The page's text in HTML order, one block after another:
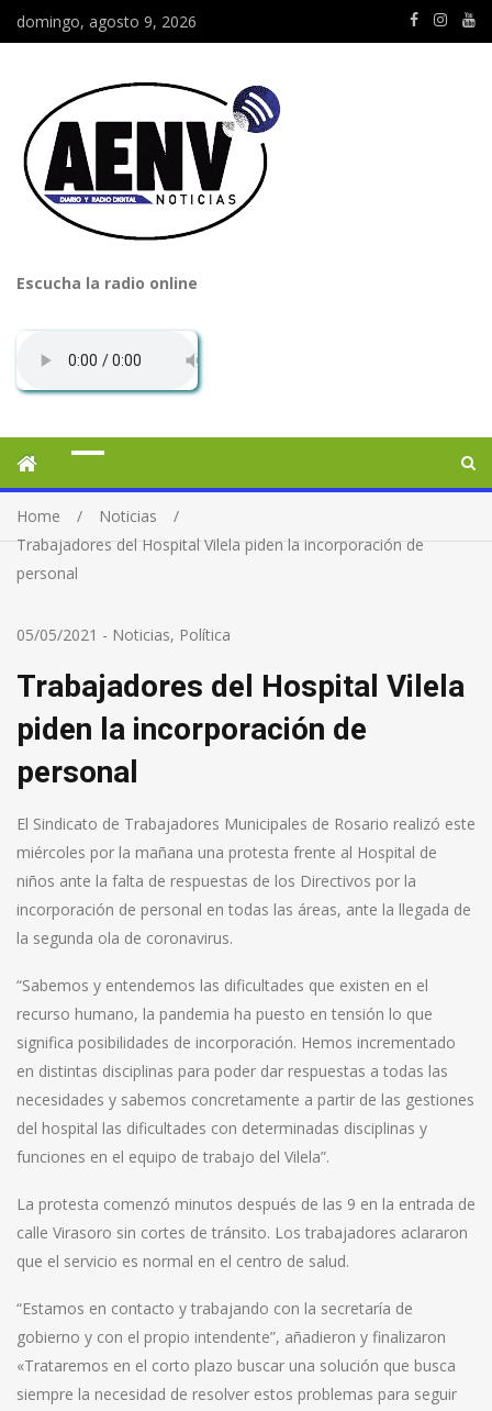
domingo, agosto 9, 2026
Escucha la radio online
Home
Noticias
Trabajadores del Hospital Vilela piden la incorporación de
personal
05/05/2021 - Noticias, Política
Trabajadores del Hospital Vilela
piden la incorporación de
personal
El Sindicato de Trabajadores Municipales de Rosario realizó este
miércoles por la mañana una protesta frente al Hospital de
niños ante la falta de respuestas de los Directivos por la
incorporación de personal en todas las áreas, ante la llegada de
la segunda ola de coronavirus.
“Sabemos y entendemos las dificultades que existen en el
recurso humano, la pandemia ha puesto en tensión lo que
significa posibilidades de incorporación. Hemos incrementado
en distintas disciplinas para poder dar respuestas a todas las
necesidades y sabemos concretamente a partir de las gestiones
del hospital las dificultades con determinadas disciplinas y
funciones en el equipo de trabajo del Vilela”.
La protesta comenzó minutos después de las 9 en la entrada de
calle Virasoro sin cortes de tránsito. Los trabajadores aclararon
que el servicio es normal en el centro de salud.
“Estamos en contacto y trabajando con la secretaría de
gobierno y con el propio intendente”, añadieron y finalizaron
«Trataremos en el corto plazo buscar una solución que busca
siempre la necesidad de resolver estos problemas para seguir